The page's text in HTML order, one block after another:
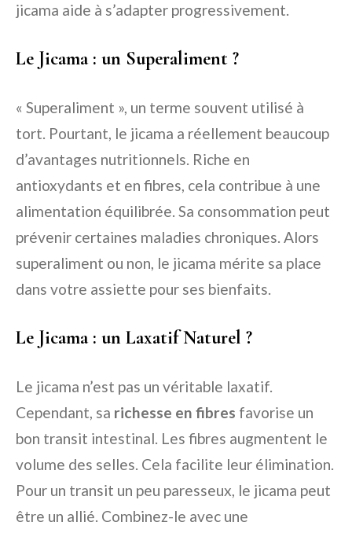
jicama aide à s’adapter progressivement.
Le Jicama : un Superaliment ?
« Superaliment », un terme souvent utilisé à
tort. Pourtant, le jicama a réellement beaucoup
d’avantages nutritionnels. Riche en
antioxydants et en fibres, cela contribue à une
alimentation équilibrée. Sa consommation peut
prévenir certaines maladies chroniques. Alors
superaliment ou non, le jicama mérite sa place
dans votre assiette pour ses bienfaits.
Le Jicama : un Laxatif Naturel ?
Le jicama n’est pas un véritable laxatif.
Cependant, sa richesse en fibres favorise un
bon transit intestinal. Les fibres augmentent le
volume des selles. Cela facilite leur élimination.
Pour un transit un peu paresseux, le jicama peut
être un allié. Combinez-le avec une